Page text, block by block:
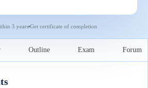
3 years Get certificate of completion
Outline Exam Forum